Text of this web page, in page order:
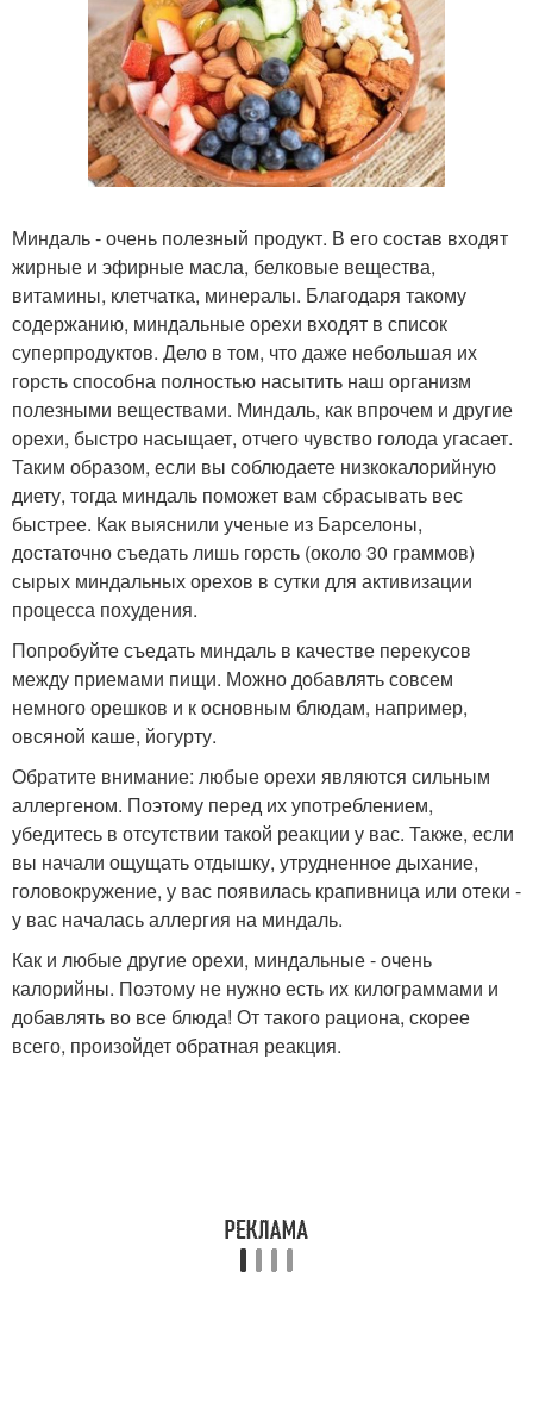
Миндаль - очень полезный продукт. В его состав входят
жирные и эфирные масла, белковые вещества,
витамины, клетчатка, минералы. Благодаря такому
содержанию, миндальные орехи входят в список
суперпродуктов. Дело в том, что даже небольшая их
горсть способна полностью насытить наш организм
полезными веществами. Миндаль, как впрочем и другие
орехи, быстро насыщает, отчего чувство голода угасает.
Таким образом, если вы соблюдаете низкокалорийную
диету, тогда миндаль поможет вам сбрасывать вес
быстрее. Как выяснили ученые из Барселоны,
достаточно съедать лишь горсть (около 30 граммов)
сырых миндальных орехов в сутки для активизации
процесса похудения.
Попробуйте съедать миндаль в качестве перекусов
между приемами пищи. Можно добавлять совсем
немного орешков и к основным блюдам, например,
овсяной каше, йогурту.
Обратите внимание: любые орехи являются сильным
аллергеном. Поэтому перед их употреблением,
убедитесь в отсутствии такой реакции у вас. Также, если
вы начали ощущать отдышку, утрудненное дыхание,
головокружение, у вас появилась крапивница или отеки -
у вас началась аллергия на миндаль.
Как и любые другие орехи, миндальные - очень
калорийны. Поэтому не нужно есть их килограммами и
добавлять во все блюда! От такого рациона, скорее
всего, произойдет обратная реакция.